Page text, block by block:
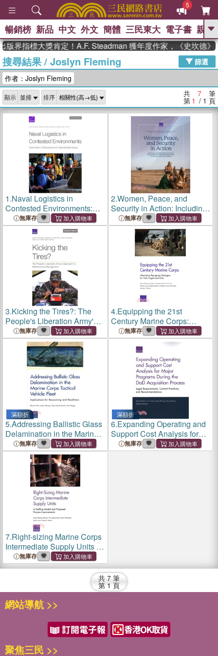
5
GO
熱搜： 東野圭吾 高希均教授回憶錄
、 The Odyssey 、 父親節 、 如果歷
獎 臺灣漫遊錄 、 方念華 、 台灣的李
登輝時代
數學女孩：黎曼猜想 、
偉大的迷走神經
暢銷榜 新品 中文 外文 簡體 三民東大 電子書 親子
界指標大獎肯定！A.F. Steadman 獲年度作家，《史坎德》
搜尋結果/ Joslyn Fleming
篩選
作者：Joslyn Fleming
顯示 排序 共 7 筆
第 1 / 1 頁
1.Naval Logistics in
Contested Environments:
Examination of Stockpiles
and Industrial Base Issues
無庫存
2.Women, Peace, and
Security in Action: Including
Gender Perspectives in
Department of Defense
Operations, Activities, and
Investments
無庫存
3.Kicking the Tires?: The
People's Liberation Army's
Approach to Maintenance
Management
無庫存
4.Equipping the 21st
Century Marine Corps:
Alternative Equipping
Strategies for Task-
Organized Units
無庫存
滿額折
5.Addressing Ballistic Glass
Delamination in the Marine
Corps Tactical Vehicle Fleet
― Implications for
Resourcing and Readiness
無庫存
滿額折
6.Expanding Operating and
Support Cost Analysis for
Major Programs During the
Dod Acquisition Process ―
無庫存
7.Right-sizing Marine Corps
Intermediate Supply Units ―
A Staffing Model and
Proposed Process
無庫存
共 7 筆
第 1 頁
網站導航 >>
聚焦三民 >>